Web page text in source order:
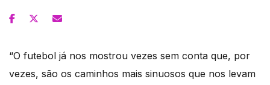
“O futebol já nos mostrou vezes sem conta que, por
vezes, são os caminhos mais sinuosos que nos levam